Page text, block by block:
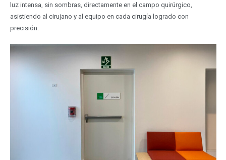
luz intensa, sin sombras, directamente en el campo quirúrgico,
asistiendo al cirujano y al equipo en cada cirugía logrado con
precisión.